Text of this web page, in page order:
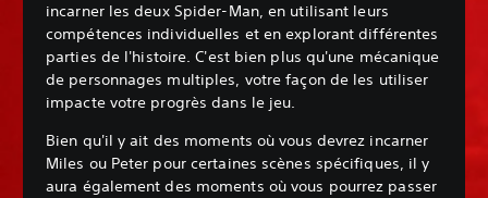
incarner les deux Spider-Man, en utilisant leurs
compétences individuelles et en explorant différentes
parties de l'histoire. C'est bien plus qu'une mécanique
de personnages multiples, votre façon de les utiliser
impacte votre progrès dans le jeu.
Bien qu'il y ait des moments où vous devrez incarner
Miles ou Peter pour certaines scènes spécifiques, il y
aura également des moments où vous pourrez passer